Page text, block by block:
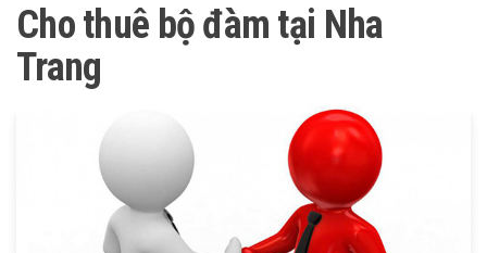
Cho thuê bộ đàm tại Nha
Trang